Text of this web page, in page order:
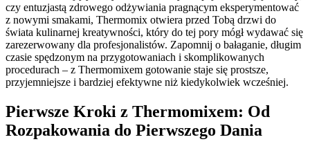
czy entuzjastą zdrowego odżywiania pragnącym eksperymentować
z nowymi smakami, Thermomix otwiera przed Tobą drzwi do
świata kulinarnej kreatywności, który do tej pory mógł wydawać się
zarezerwowany dla profesjonalistów. Zapomnij o bałaganie, długim
czasie spędzonym na przygotowaniach i skomplikowanych
procedurach – z Thermomixem gotowanie staje się prostsze,
przyjemniejsze i bardziej efektywne niż kiedykolwiek wcześniej.
Pierwsze Kroki z Thermomixem: Od
Rozpakowania do Pierwszego Dania